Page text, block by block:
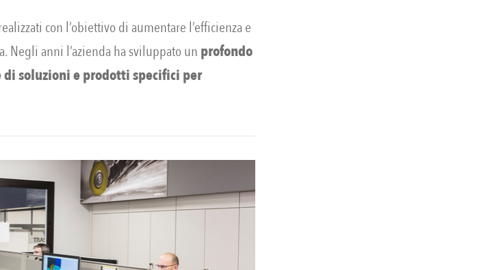
con l’obiettivo di aumentare l’efficienza e
Negli anni l’azienda ha sviluppato un profondo
soluzioni e prodotti specifici per